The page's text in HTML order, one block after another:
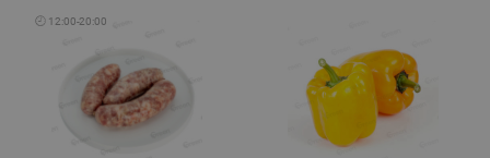
🕘 12:00-20:00